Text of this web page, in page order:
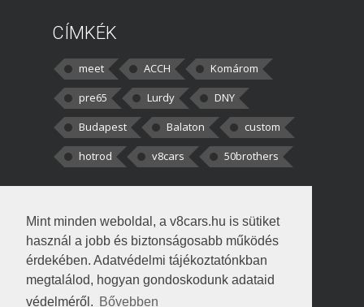
Mint minden weboldal, a v8cars.hu is sütiket
használ a jobb és biztonságosabb működés
érdekében. Adatvédelmi tájékoztatónkban
megtalálod, hogyan gondoskodunk adataid
védelméről. Bővebben
CÍMKÉK
meet ACCH
Komárom
pre65
Lurdy
DNY
Budapest
Balaton
custom
hotrod
v8cars 50brothers
kortisz:Elszúrtam! Én csak két
darabbaal számoltam. Nem tudtam, hogy fél autót,
Béke: Tényleg nagyon jó kérdés volt